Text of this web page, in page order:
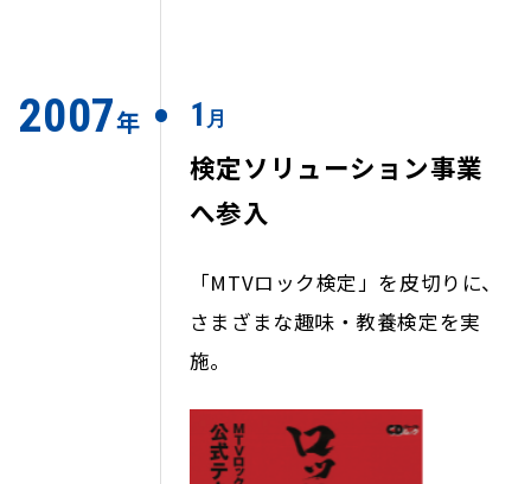
2007年 1 月
検定ソリューション事業
へ参入
「MTVロック検定」を皮切りに、
さまざまな趣味・教養検定を実
施。